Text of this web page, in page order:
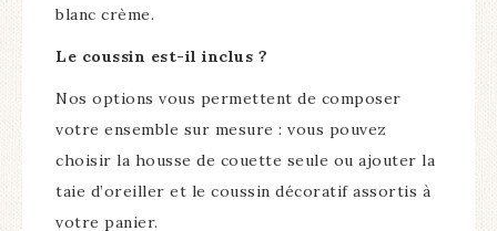
blanc crème.
Le coussin est-il inclus ?
Nos options vous permettent de composer
votre ensemble sur mesure : vous pouvez
choisir la housse de couette seule ou ajouter la
taie d’oreiller et le coussin décoratif assortis à
votre panier.